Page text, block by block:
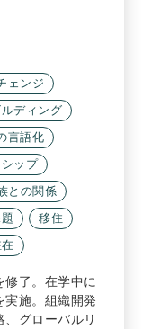
ェンジ
ディング
言語化
シップ
との関係
移住
修了。在学中に
実施。組織開発
グローバルリ